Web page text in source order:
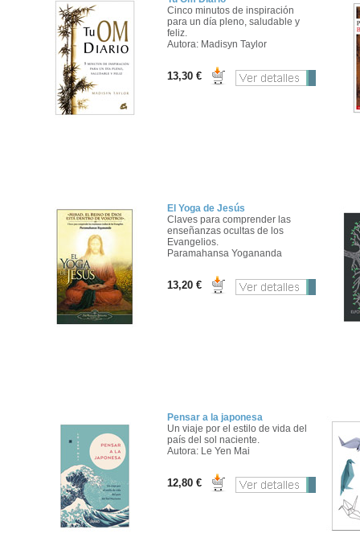
Cinco minutos de inspiración
para un día pleno, saludable y
feliz.
Autora: Madisyn Taylor
13,30 €
El Yoga de Jesús
Claves para comprender las
enseñanzas ocultas de los
Evangelios.
Paramahansa Yogananda
13,20 €
Pensar a la japonesa
Un viaje por el estilo de vida del
país del sol naciente.
Autora: Le Yen Mai
12,80 €